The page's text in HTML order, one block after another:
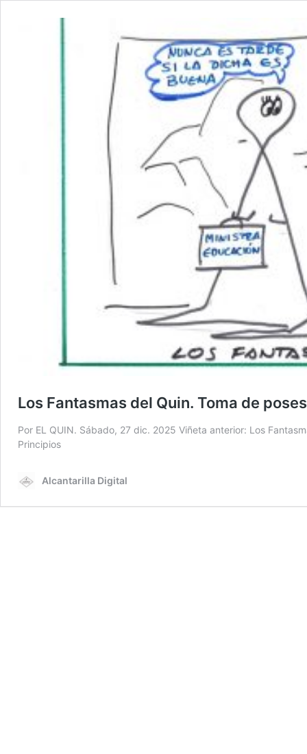
Los Fantasmas del Quin. Toma de
Por EL QUIN. Sábado, 27 dic. 2025 Viñeta anterior: Los
Principios
Alcantarilla Digital